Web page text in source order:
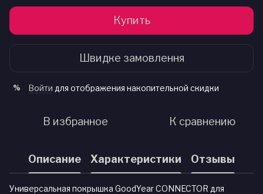
Купить
Швидке замовлення
% Войти для отображения накопительной скидки
В избранное К сравнению
Описание Характеристики Отзывы
Универсальная покрышка GoodYear CONNECTOR для